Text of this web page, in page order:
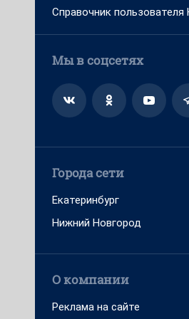
Справочник пользователя
Мы в соцсетях
Города сети
Екатеринбург
Нижний Новгород
О компании
Реклама на сайте